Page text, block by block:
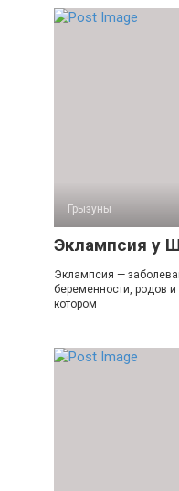
Грызуны
Эклампсия у
Эклампсия —
беременности, родов
котором